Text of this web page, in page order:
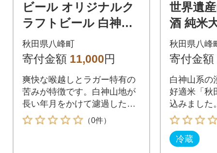
ビール オリジナルク
ラフトビール 白神ラ
ガービール 330ml×3
本|16_hth-050301
秋田県八峰町
寄付金額 11,000円
爽快な喉越しとラガー特有の
苦みが特徴です。白神山地が
長い年月をかけて濾過した名
水「お殿水」と八峰町産カモ
ミールを使って醸造しまし
（0件）
世界遺
酒 純米
「ブナ
ksy-
秋田県八峰
寄付金額
白神山系の
好適米「秋
込みました
ろやかで深
ある味わい
冷蔵